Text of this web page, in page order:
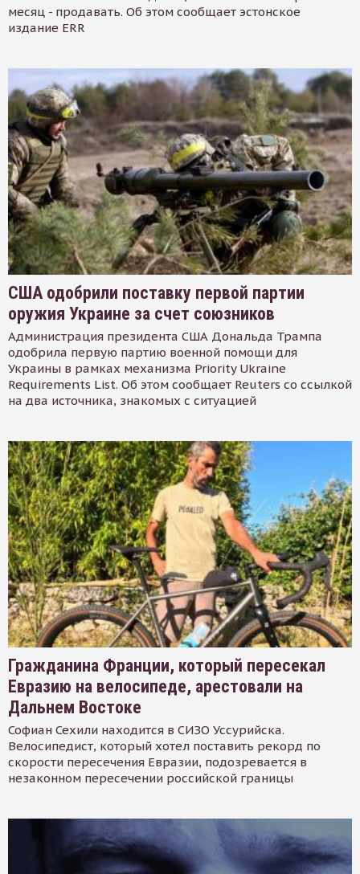
месяц - продавать. Об этом сообщает эстонское
издание ERR
США одобрили поставку первой партии
оружия Украине за счет союзников
Администрация президента США Дональда Трампа
одобрила первую партию военной помощи для
Украины в рамках механизма Priority Ukraine
Requirements List. Об этом сообщает Reuters со ссылкой
на два источника, знакомых с ситуацией
Гражданина Франции, который пересекал
Евразию на велосипеде, арестовали на
Дальнем Востоке
Софиан Сехили находится в СИЗО Уссурийска.
Велосипедист, который хотел поставить рекорд по
скорости пересечения Евразии, подозревается в
незаконном пересечении российской границы